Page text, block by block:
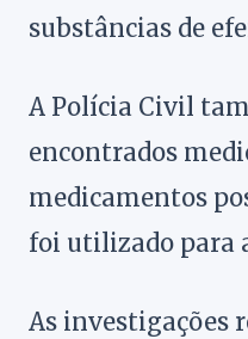
substâncias de
A Polícia Civil
encontrados
medicamentos
foi utilizado para
As investigações